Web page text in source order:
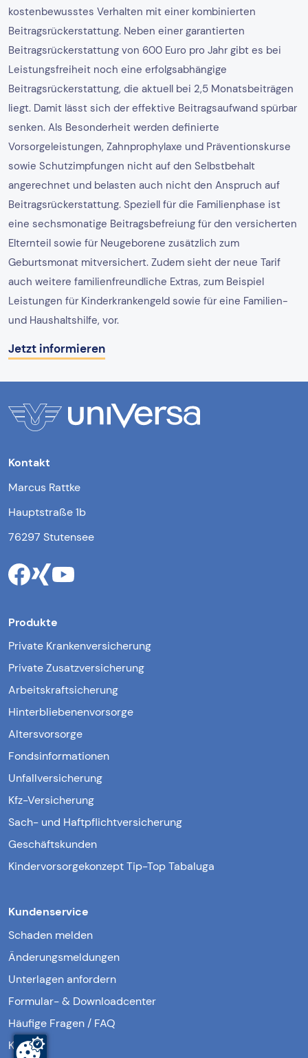
kostenbewusstes Verhalten mit einer kombinierten
Beitragsrückerstattung. Neben einer garantierten
Beitragsrückerstattung von 600 Euro pro Jahr gibt es bei
Leistungsfreiheit noch eine erfolgsabhängige
Beitragsrückerstattung, die aktuell bei 2,5 Monatsbeiträgen
liegt. Damit lässt sich der effektive Beitragsaufwand spürbar
senken. Als Besonderheit werden definierte
Vorsorgeleistungen, Zahnprophylaxe und Präventionskurse
sowie Schutzimpfungen nicht auf den Selbstbehalt
angerechnet und belasten auch nicht den Anspruch auf
Beitragsrückerstattung. Speziell für die Familienphase ist
eine sechsmonatige Beitragsbefreiung für den versicherten
Elternteil sowie für Neugeborene zusätzlich zum
Geburtsmonat mitversichert. Zudem sieht der neue Tarif
auch weitere familienfreundliche Extras, zum Beispiel
Leistungen für Kinderkrankengeld sowie für eine Familien-
und Haushaltshilfe, vor.
Jetzt informieren
Kontakt
Marcus Rattke
Hauptstraße 1b
76297 Stutensee
Produkte
Private Krankenversicherung
Private Zusatzversicherung
Arbeitskraftsicherung
Hinterbliebenenvorsorge
Altersvorsorge
Fondsinformationen
Unfallversicherung
Kfz-Versicherung
Sach- und Haftpflichtversicherung
Geschäftskunden
Kindervorsorgekonzept Tip-Top Tabaluga
Kundenservice
Schaden melden
Änderungsmeldungen
Unterlagen anfordern
Formular- & Downloadcenter
Häufige Fragen / FAQ
Kontakt